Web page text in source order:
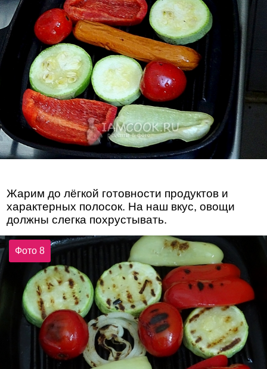
Жарим до лёгкой готовности продуктов и
характерных полосок. На наш вкус, овощи
должны слегка похрустывать.
Фото 8